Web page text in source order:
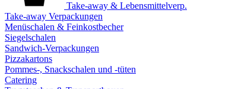
Take-away & Lebensmittelverp.
Take-away Verpackungen
Menüschalen & Feinkostbecher
Siegelschalen
Sandwich-Verpackungen
Pizzakartons
Pommes-, Snackschalen und -tüten
Catering